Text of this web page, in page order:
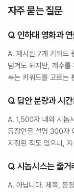
자주 묻는 질문
Q. 인하대 영화과
A. 제시된 7개 키워드
넘겨도 되지만, 개수를
녹는 키워드를 고르는
Q. 답안 분량과 시
A. 1,500자 내외 시놉
등장인물 설명 300자
지정된 적도 있으니,
Q. 시놉시스는 줄
A. 아닙니다. 제목, 등